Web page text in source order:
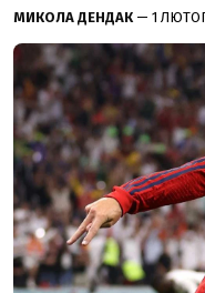
МИКОЛА ДЕНДАК — 1